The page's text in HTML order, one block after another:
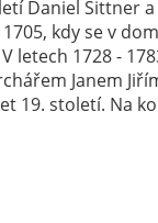
Daniel Sittner a
kdy se v
letech 1728 -
Janem
19. století. Na